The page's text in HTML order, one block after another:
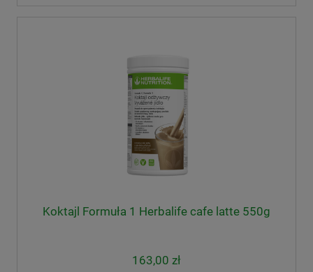
Koktajl Formuła 1 Herbalife cafe latte 550g
163,00 zł